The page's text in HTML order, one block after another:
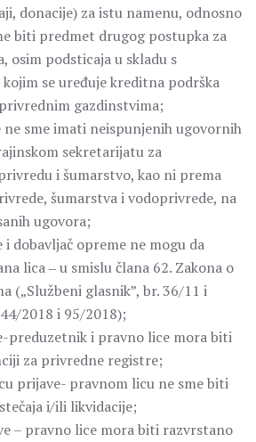
donacije) za istu namenu, odnosno
biti predmet drugog postupka za
osim podsticaja u skladu s
se uređuje kreditna podrška
gazdinstvima;
ne sme imati neispunjenih ugovornih
sekretarijatu za
i šumarstvo, kao ni prema
šumarstva i vodoprivrede, na
ugovora;
i dobavljač opreme ne mogu da
lica ‒ u smislu člana 62. Zakona o
(„Službeni glasnik”, br. 36/11 i
2018 i 95/2018);
preduzetnik i pravno lice mora biti
za privredne registre;
prijave- pravnom licu ne sme biti
i/ili likvidacije;
– pravno lice mora biti razvrstano